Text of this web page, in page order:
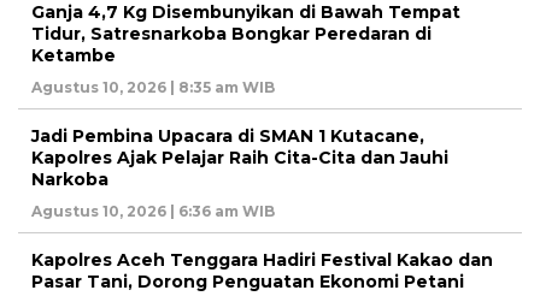
Ganja 4,7 Kg Disembunyikan di Bawah Tempat
Tidur, Satresnarkoba Bongkar Peredaran di
Ketambe
Agustus 10, 2026 | 8:35 am WIB
Jadi Pembina Upacara di SMAN 1 Kutacane,
Kapolres Ajak Pelajar Raih Cita-Cita dan Jauhi
Narkoba
Agustus 10, 2026 | 6:36 am WIB
Kapolres Aceh Tenggara Hadiri Festival Kakao dan
Pasar Tani, Dorong Penguatan Ekonomi Petani